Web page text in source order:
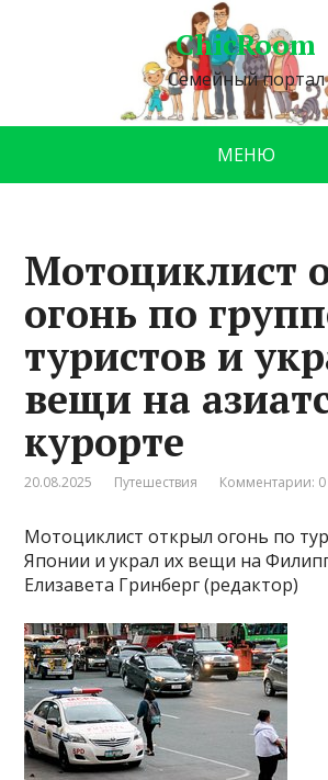
ChicRoom
Семейный портал
МЕНЮ
Мотоциклист
огонь по
туристов и
вещи на
курорте
20.08.2025 Путешествия Комментарии: 0
Мотоциклист открыл огонь по
Японии и украл их вещи на
Елизавета Гринберг (редактор)